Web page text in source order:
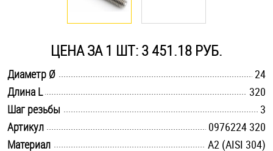
Саморезы и шурупы
Стопорные кольца
Такелаж
ЦЕНА ЗА 1 ШТ: 3 451.18 РУБ.
Диаметр Ø
24
Длина L
320
Шаг резьбы
3
Артикул
0976224 320
Материал
А2 (AISI 304)